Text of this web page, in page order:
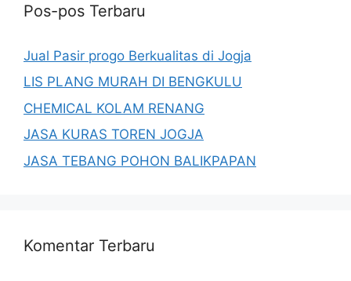
Pos-pos Terbaru
Jual Pasir progo Berkualitas di Jogja
LIS PLANG MURAH DI BENGKULU
CHEMICAL KOLAM RENANG
JASA KURAS TOREN JOGJA
JASA TEBANG POHON BALIKPAPAN
Komentar Terbaru